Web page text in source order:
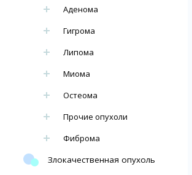
Аденома
Гигрома
Липома
Миома
Остеома
Прочие опухоли
Фиброма
Злокачественная опухоль